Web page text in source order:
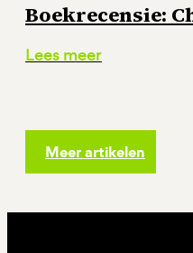
Boekrecensie:
Lees meer
Meer artikelen